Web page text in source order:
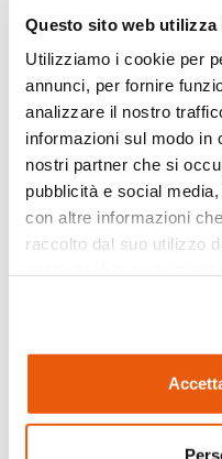
Questo sito web utilizza
Utilizziamo i cookie per
annunci, per fornire
analizzare il nostro
informazioni sul modo in
nostri partner che si
pubblicità e social
con altre informazioni
raccolto dal suo utilizzo